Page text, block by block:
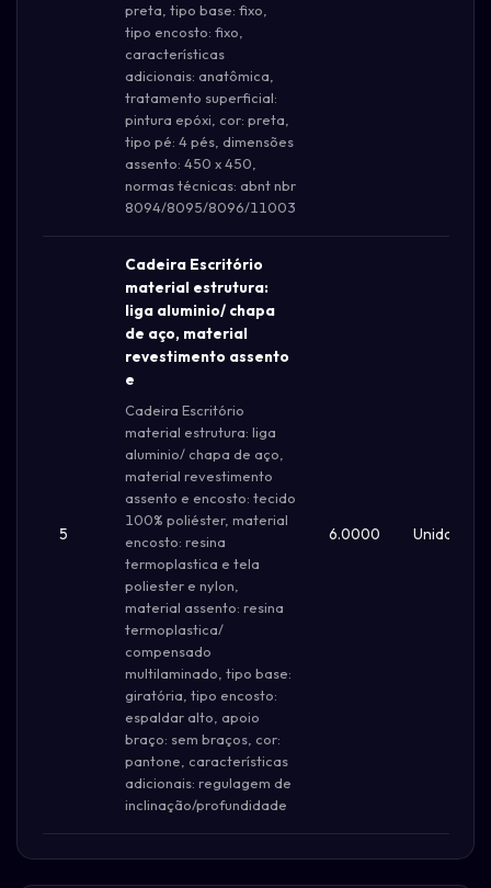
preta, tipo base: fixo,
tipo encosto: fixo,
características
adicionais: anatômica,
tratamento superficial:
pintura epóxi, cor: preta,
tipo pé: 4 pés, dimensões
assento: 450 x 450,
normas técnicas: abnt nbr
8094/8095/8096/11003
5
Cadeira Escritório
material estrutura:
liga aluminio/ chapa
de aço, material
revestimento assento
e
Cadeira Escritório
material estrutura: liga
aluminio/ chapa de aço,
material revestimento
assento e encosto: tecido
100% poliéster, material
encosto: resina
termoplastica e tela
poliester e nylon,
material assento: resina
termoplastica/
compensado
multilaminado, tipo base:
giratória, tipo encosto:
espaldar alto, apoio
braço: sem braços, cor:
pantone, características
adicionais: regulagem de
inclinação/profundidade
6.0000 Unidade